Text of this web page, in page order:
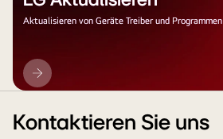
Aktualisieren von Geräte Treiber und Programmen
LG
Aktualisieren
Kontaktieren Sie uns